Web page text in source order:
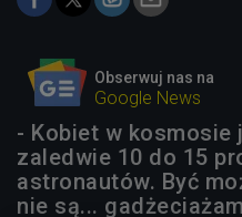
Obserwuj nas na
Google News
- Kobiet w kosmosie
zaledwie 10 do 15
astronautów. Być
nie są...